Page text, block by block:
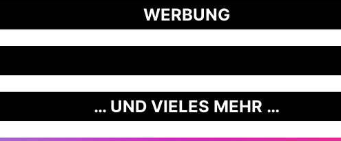
WERBUNG
… UND VIELES MEHR …